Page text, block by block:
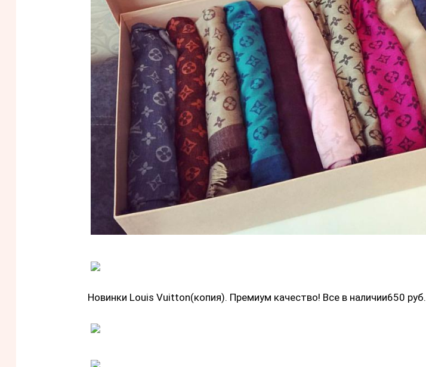
Новинки Louis Vuitton(копия). Премиум качество! Все в наличии650 руб.